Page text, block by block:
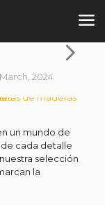
2024
un mundo de
cada detalle
selección
la